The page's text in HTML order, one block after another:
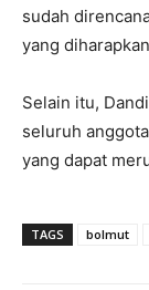
sudah
yang
Selain itu,
seluruh
yang dapat
TAGS bolmut